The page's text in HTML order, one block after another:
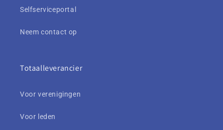
Selfserviceportal
Neem contact op
Totaalleverancier
Voor verenigingen
Voor leden